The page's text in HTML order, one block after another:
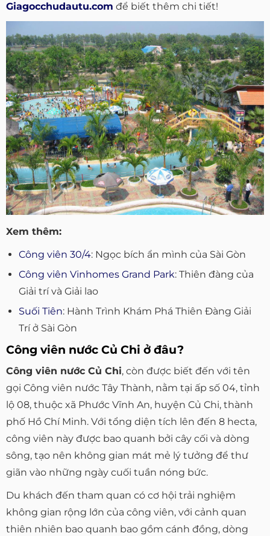
Giagocchudautu.com để biết thêm chi tiết!
Xem thêm:
Công viên 30/4: Ngọc bích ẩn mình của Sài Gòn
Công viên Vinhomes Grand Park: Thiên đàng của
Giải trí và Giải lao
Suối Tiên: Hành Trình Khám Phá Thiên Đàng Giải
Trí ở Sài Gòn
Công viên nước Củ Chi ở đâu?
Công viên nước Củ Chi, còn được biết đến với tên
gọi Công viên nước Tây Thành, nằm tại ấp số 04, tỉnh
lộ 08, thuộc xã Phước Vĩnh An, huyện Củ Chi, thành
phố Hồ Chí Minh. Với tổng diện tích lên đến 8 hecta,
công viên này được bao quanh bởi cây cối và dòng
sông, tạo nên không gian mát mẻ lý tưởng để thư
giãn vào những ngày cuối tuần nóng bức.
Du khách đến tham quan có cơ hội trải nghiệm
không gian rộng lớn của công viên, với cảnh quan
thiên nhiên bao quanh bao gồm cánh đồng, dòng